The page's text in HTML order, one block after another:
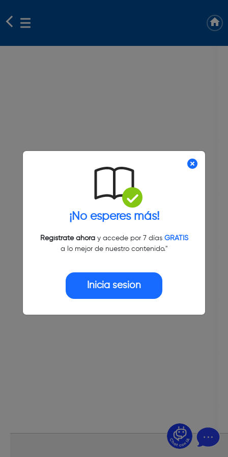
¡No esperes más!
Regístrate ahoray accede por 7 días GRATIS
a lo mejor de nuestro contenido."
Inicia sesión